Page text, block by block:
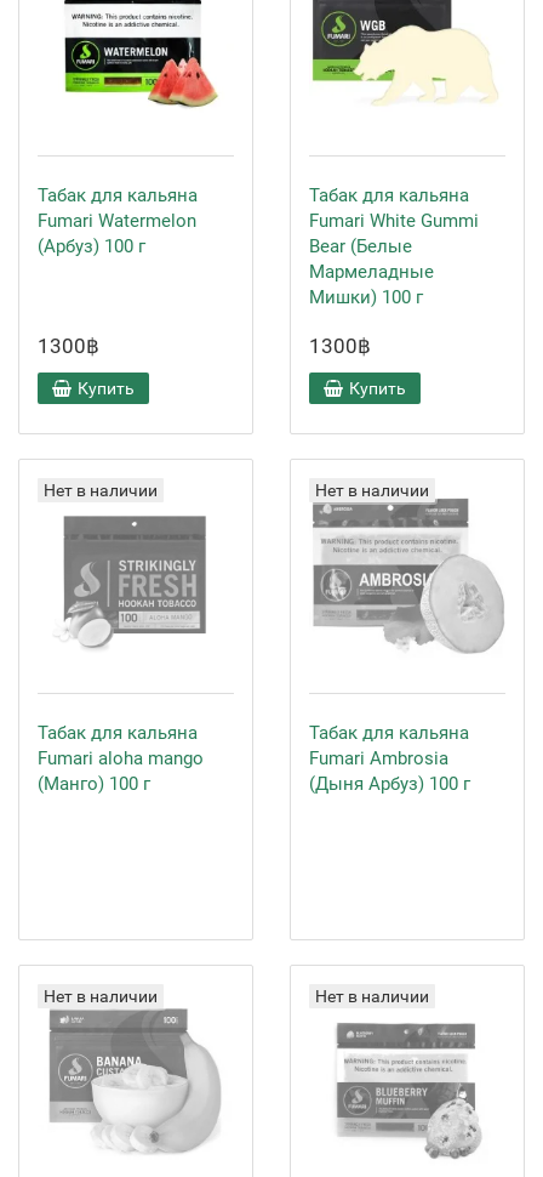
Табак для кальяна
Fumari Watermelon
(Арбуз) 100 г
1300฿
Купить
Табак для кальяна
Fumari White Gummi
Bear (Белые
Мармеладные
Мишки) 100 г
1300฿
Купить
Нет в наличии
Табак для кальяна
Fumari aloha mango
(Манго) 100 г
Нет в наличии
Табак для кальяна
Fumari Ambrosia
(Дыня Арбуз) 100 г
Нет в наличии Нет в наличии